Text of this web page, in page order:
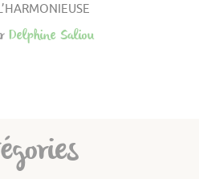
Delphine Saliou